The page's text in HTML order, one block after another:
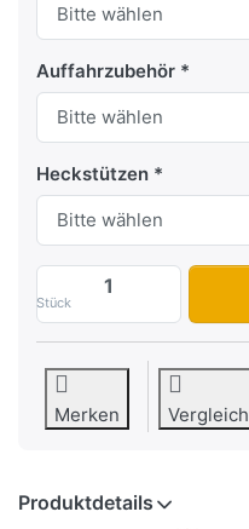
Auffahrzubehör
Heckstützen
Stück
Merken
Produktdetails